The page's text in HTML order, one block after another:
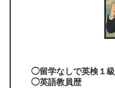
◯留学なしで英検１級
◯英語教員歴